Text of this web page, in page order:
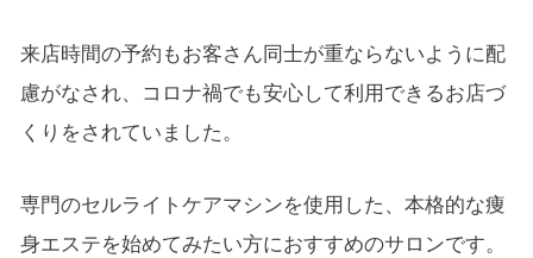
来店時間の予約もお客さん同士が重ならないように配
慮がなされ、コロナ禍でも安心して利用できるお店づ
くりをされていました。
専門のセルライトケアマシンを使用した、本格的な痩
身エステを始めてみたい方におすすめのサロンです。